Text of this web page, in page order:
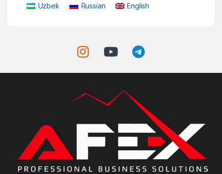
Uzbek Russian English